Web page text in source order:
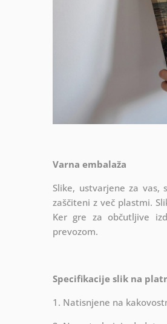
Varna embalaža
Slike, ustvarjene za vas,
zaščiteni z več plastmi.
Ker gre za občutljive
prevozom.
Specifikacije slik na
1. Natisnjene na